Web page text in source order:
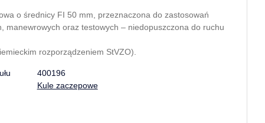
o średnicy FI 50 mm, przeznaczona do zastosowań
manewrowych oraz testowych – niedopuszczona do ruchu
rozporządzeniem StVZO).
400196
Kule zaczepowe